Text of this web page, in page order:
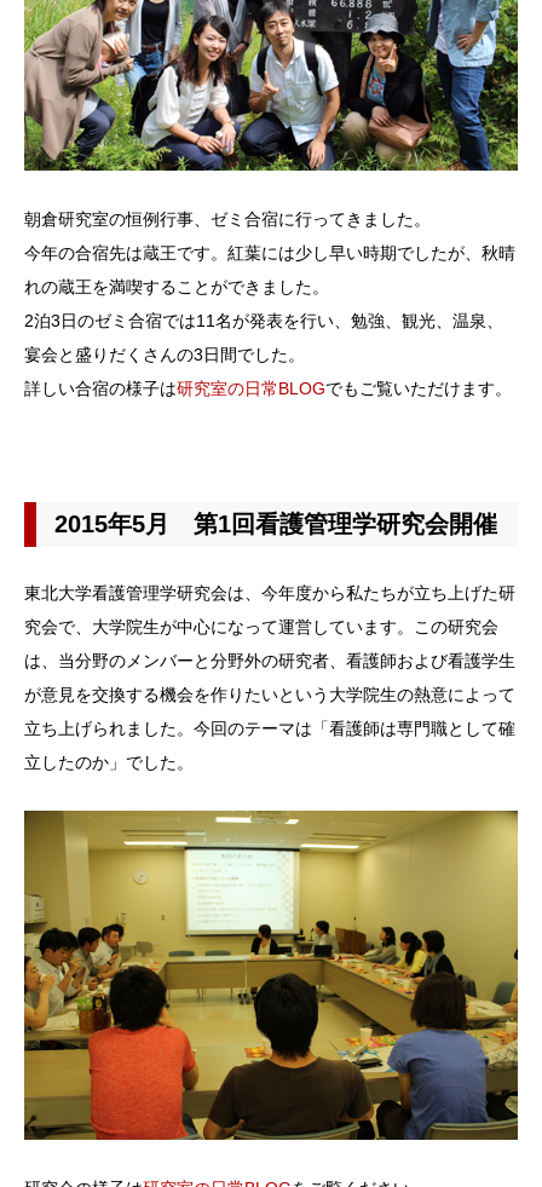
朝倉研究室の恒例行事、ゼミ合宿に行ってきました。
今年の合宿先は蔵王です。紅葉には少し早い時期でしたが、秋晴
れの蔵王を満喫することができました。
2泊3日のゼミ合宿では11名が発表を行い、勉強、観光、温泉、
宴会と盛りだくさんの3日間でした。
詳しい合宿の様子は研究室の日常BLOGでもご覧いただけます。
2015年5月 第1回看護管理学研究会開催
東北大学看護管理学研究会は、今年度から私たちが立ち上げた研
究会で、大学院生が中心になって運営しています。この研究会
は、当分野のメンバーと分野外の研究者、看護師および看護学生
が意見を交換する機会を作りたいという大学院生の熱意によって
立ち上げられました。今回のテーマは「看護師は専門職として確
立したのか」でした。